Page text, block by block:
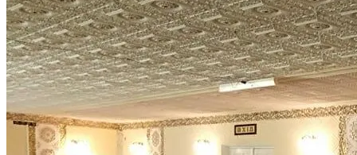
Военные Рельсы Спасут Британскую
Экономику?
Индия Не Будет Спрашивать
Разрешения На Запуск Моделей ИИ